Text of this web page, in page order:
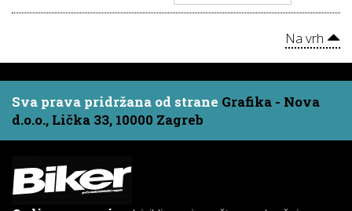
Na vrh
Sva prava pridržana od strane Grafika - Nova
d.o.o., Lička 33, 10000 Zagreb